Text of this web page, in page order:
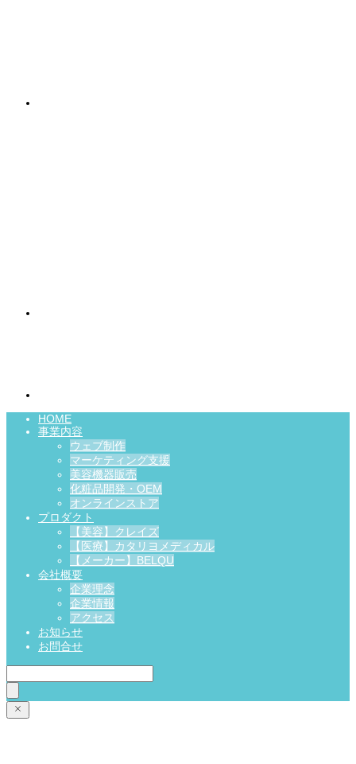
HOME
事業内容
ウェブ制作
マーケティング支援
美容機器販売
化粧品開発・OEM
オンラインストア
プロダクト
【美容】クレイズ
【医療】カタリヨメディカル
【メーカー】BELQU
会社概要
企業理念
企業情報
アクセス
お知らせ
お問合せ